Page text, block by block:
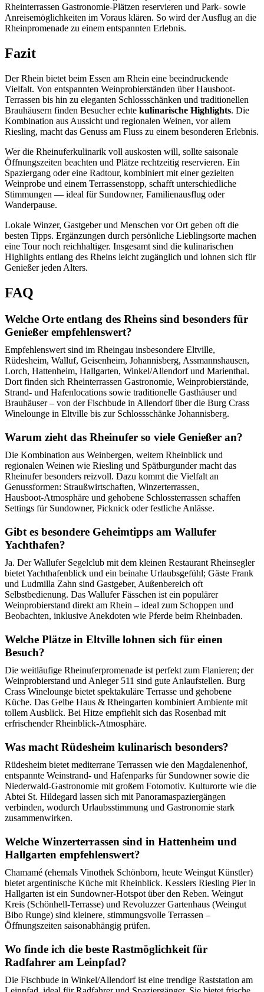
Rheinterrassen Gastronomie‑Plätzen reservieren und Park‑ sowie
Anreisemöglichkeiten im Voraus klären. So wird der Ausflug an die
Rheinpromenade zu einem entspannten Erlebnis.
Fazit
Der Rhein bietet beim Essen am Rhein eine beeindruckende
Vielfalt. Von entspannten Weinprobierständen über Hausboot-
Terrassen bis hin zu eleganten Schlossschänken und traditionellen
Brauhäusern finden Besucher echte kulinarische Highlights. Die
Kombination aus Aussicht und regionalen Weinen, vor allem
Riesling, macht das Genuss am Fluss zu einem besonderen Erlebnis.
Wer die Rheinuferkulinarik voll auskosten will, sollte saisonale
Öffnungszeiten beachten und Plätze rechtzeitig reservieren. Ein
Spaziergang oder eine Radtour, kombiniert mit einer gezielten
Weinprobe und einem Terrassenstopp, schafft unterschiedliche
Stimmungen — ideal für Sundowner, Familienausflug oder
Wanderpause.
Lokale Winzer, Gastgeber und Menschen vor Ort geben oft die
besten Tipps. Ergänzungen durch persönliche Lieblingsorte machen
eine Tour noch reichhaltiger. Insgesamt sind die kulinarischen
Highlights entlang des Rheins leicht zugänglich und lohnen sich für
Genießer jeden Alters.
FAQ
Welche Orte entlang des Rheins sind besonders für
Genießer empfehlenswert?
Empfehlenswert sind im Rheingau insbesondere Eltville,
Rüdesheim, Walluf, Geisenheim, Johannisberg, Assmannshausen,
Lorch, Hattenheim, Hallgarten, Winkel/Allendorf und Marienthal.
Dort finden sich Rheinterrassen Gastronomie, Weinprobierstände,
Strand‑ und Hafenlocations sowie traditionelle Gasthäuser und
Brauhäuser – von der Fischbude in Allendorf über die Burg Crass
Winelounge in Eltville bis zur Schlossschänke Johannisberg.
Warum zieht das Rheinufer so viele Genießer an?
Die Kombination aus Weinbergen, weitem Rheinblick und
regionalen Weinen wie Riesling und Spätburgunder macht das
Rheinufer besonders reizvoll. Dazu kommt die Vielfalt an
Genussformen: Straußwirtschaften, Winzerterrassen,
Hausboot‑Atmosphäre und gehobene Schlossterrassen schaffen
Settings für Sundowner, Picknick oder festliche Anlässe.
Gibt es besondere Geheimtipps am Wallufer
Yachthafen?
Ja. Der Wallufer Segelclub mit dem kleinen Restaurant Rheinsegler
bietet Yachthafenblick und ein beinahe Urlaubsgefühl; Gäste Frank
und Ludmilla Zahn sind Gastgeber, Außenbereich oft
Selbstbedienung. Das Wallufer Fässchen ist ein populärer
Weinprobierstand direkt am Rhein – ideal zum Schoppen und
Beobachten, inklusive Anekdoten wie Pferde beim Rheinbaden.
Welche Plätze in Eltville lohnen sich für einen
Besuch?
Die weitläufige Rheinuferpromenade ist perfekt zum Flanieren; der
Weinprobierstand und Anleger 511 sind gute Anlaufstellen. Burg
Crass Winelounge bietet spektakuläre Terrasse und gehobene
Küche. Das Gelbe Haus & Rheingarten kombiniert Ambiente mit
tollem Ausblick. Bei Hitze empfiehlt sich das Rosenbad mit
erfrischender Rheinblick‑Atmosphäre.
Was macht Rüdesheim kulinarisch besonders?
Rüdesheim bietet mediterrane Terrassen wie den Magdalenenhof,
entspannte Weinstrand‑ und Hafenparks für Sundowner sowie die
Niederwald‑Gastronomie mit großem Fotomotiv. Kulturorte wie die
Abtei St. Hildegard lassen sich mit Panoramaspaziergängen
verbinden, wodurch Urlaubsstimmung und Gastronomie stark
zusammenwirken.
Welche Winzerterrassen sind in Hattenheim und
Hallgarten empfehlenswert?
Chamamé (ehemals Vinothek Schönborn, heute Weingut Künstler)
bietet argentinische Küche mit Rheinblick. Kesslers Riesling Pier in
Hallgarten ist ein Sundowner‑Hotspot über den Reben. Weingut
Kreis (Schönhell‑Terrasse) und Revoluzzer Gartenhaus (Weingut
Bibo Runge) sind kleinere, stimmungsvolle Terrassen –
Öffnungszeiten saisonabhängig prüfen.
Wo finde ich die beste Rastmöglichkeit für
Radfahrer am Leinpfad?
Die Fischbude in Winkel/Allendorf ist eine trendige Raststation am